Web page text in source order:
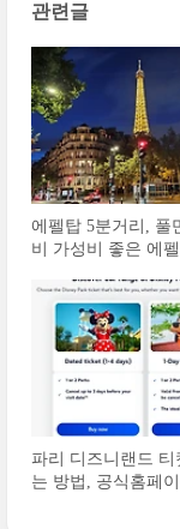
관련글
에펠탑 5분거리, 풀
비 가성비 좋은 에
투르 에펠
파리 디즈니랜드 티
는 방법, 공식홈페이